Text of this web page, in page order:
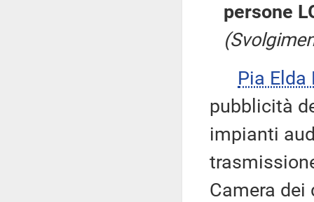
persone
Pia Elda
pubblicità
impianti
Camera dei